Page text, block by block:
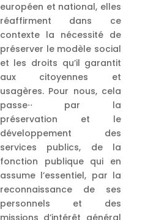
européen et national, elles
réaffirment dans ce
contexte la nécessité de
préserver le modèle social
et les droits qu’il garantit
aux citoyennes et
usagères. Pour nous, cela
passe⋅⋅ par la
préservation et le
développement des
services publics, de la
fonction publique qui en
assume l’essentiel, par la
reconnaissance de ses
personnels et des